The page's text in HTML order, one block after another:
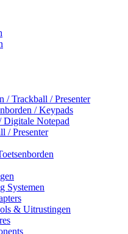
/ Trackball / Presenter
/ Keypads
Digitale Notepad
/ Presenter
Systemen
& Uitrustingen